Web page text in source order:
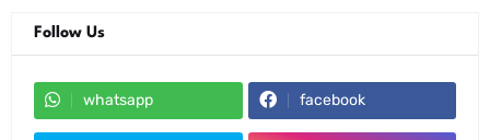
Follow Us
whatsapp facebook